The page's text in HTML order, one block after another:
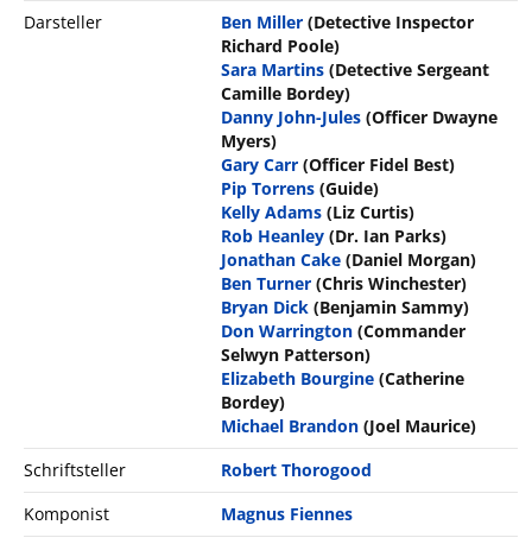
Darsteller
Ben Miller (Detective Inspector
Richard Poole)
Sara Martins (Detective Sergeant
Camille Bordey)
Danny John-Jules (Officer Dwayne
Myers)
Gary Carr (Officer Fidel Best)
Pip Torrens (Guide)
Kelly Adams (Liz Curtis)
Rob Heanley (Dr. Ian Parks)
Jonathan Cake (Daniel Morgan)
Ben Turner (Chris Winchester)
Bryan Dick (Benjamin Sammy)
Don Warrington (Commander
Selwyn Patterson)
Elizabeth Bourgine (Catherine
Bordey)
Michael Brandon (Joel Maurice)
Schriftsteller
Robert Thorogood
Komponist
Magnus Fiennes